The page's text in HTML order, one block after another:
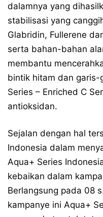
dalamnya yang
stabilisasi yang
Glabridin, Fullerene
serta bahan-bahan
membantu
bintik hitam dan garis-
Series – Enriched C
antioksidan.
Sejalan dengan hal
Indonesia dalam
Aqua+ Series
kebaikan dalam
Berlangsung pada 08
kampanye ini Aqua+